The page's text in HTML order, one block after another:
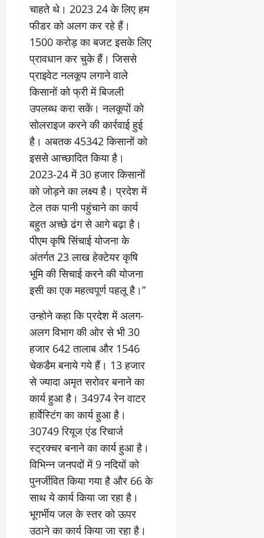
चाहते थे। 2023 24 के लिए हम
फीडर को अलग कर रहे हैं।
1500 करोड़ का बजट इसके लिए
प्रावधान कर चुके हैं। जिससे
प्राइवेट नलकूप लगाने वाले
किसानों को फ्री में बिजली
उपलब्ध करा सकें। नलकूपों को
सोलराइज करने की कार्रवाई हुई
है। अबतक 45342 किसानों को
इससे आच्छादित किया है।
2023-24 में 30 हजार किसानों
को जोड़ने का लक्ष्य है। प्रदेश में
टेल तक पानी पहुंचाने का कार्य
बहुत अच्छे ढंग से आगे बढ़ा है।
पीएम कृषि सिंचाई योजना के
अंतर्गत 23 लाख हेक्टेयर कृषि
भूमि की सिचाई करने की योजना
इसी का एक महत्वपूर्ण पहलू है।”
उन्होने कहा कि प्रदेश में अलग-
अलग विभाग की ओर से भी 30
हजार 642 तालाब और 1546
चेकडैम बनाये गये हैं। 13 हजार
से ज्यादा अमृत सरोवर बनाने का
कार्य हुआ है। 34974 रेन वाटर
हार्वेस्टिंग का कार्य हुआ है।
30749 रियूज एंड रिचार्ज
स्ट्रक्चर बनाने का कार्य हुआ है।
विभिन्न जनपदों में 9 नदियों को
पुनर्जीवित किया गया है और 66 के
साथ ये कार्य किया जा रहा है।
भूगर्भीय जल के स्तर को ऊपर
उठाने का कार्य किया जा रहा है।